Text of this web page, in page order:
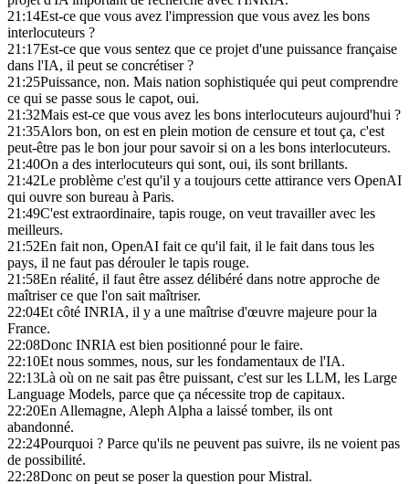
21:14Est-ce que vous avez l'impression que vous avez les bons
interlocuteurs ?
21:17Est-ce que vous sentez que ce projet d'une puissance française
dans l'IA, il peut se concrétiser ?
21:25Puissance, non. Mais nation sophistiquée qui peut comprendre
ce qui se passe sous le capot, oui.
21:32Mais est-ce que vous avez les bons interlocuteurs aujourd'hui ?
21:35Alors bon, on est en plein motion de censure et tout ça, c'est
peut-être pas le bon jour pour savoir si on a les bons interlocuteurs.
21:40On a des interlocuteurs qui sont, oui, ils sont brillants.
21:42Le problème c'est qu'il y a toujours cette attirance vers OpenAI
qui ouvre son bureau à Paris.
21:49C'est extraordinaire, tapis rouge, on veut travailler avec les
meilleurs.
21:52En fait non, OpenAI fait ce qu'il fait, il le fait dans tous les
pays, il ne faut pas dérouler le tapis rouge.
21:58En réalité, il faut être assez délibéré dans notre approche de
maîtriser ce que l'on sait maîtriser.
22:04Et côté INRIA, il y a une maîtrise d'œuvre majeure pour la
France.
22:08Donc INRIA est bien positionné pour le faire.
22:10Et nous sommes, nous, sur les fondamentaux de l'IA.
22:13Là où on ne sait pas être puissant, c'est sur les LLM, les Large
Language Models, parce que ça nécessite trop de capitaux.
22:20En Allemagne, Aleph Alpha a laissé tomber, ils ont
abandonné.
22:24Pourquoi ? Parce qu'ils ne peuvent pas suivre, ils ne voient pas
de possibilité.
22:28Donc on peut se poser la question pour Mistral.